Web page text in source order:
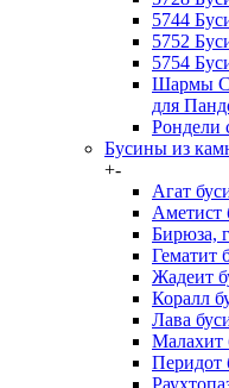
5744
5752
5754
Шармы
для
Рондели
Бусины из
+-
Агат
Аметист
Бирюза,
Гематит
Жадеит
Коралл
Лава
Малахит
Перидот